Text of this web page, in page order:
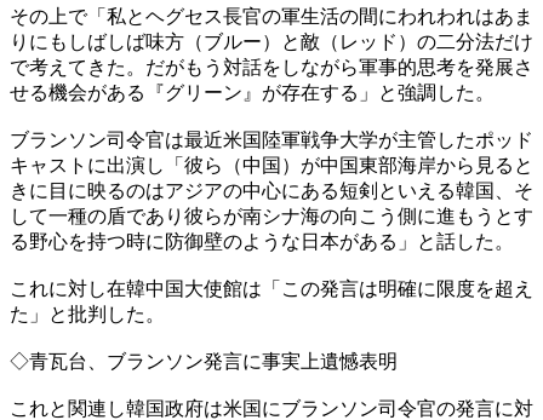
その上で「私とヘグセス長官の軍生活の間にわれわれはあま
りにもしばしば味方（ブルー）と敵（レッド）の二分法だけ
で考えてきた。だがもう対話をしながら軍事的思考を発展さ
せる機会がある『グリーン』が存在する」と強調した。
ブランソン司令官は最近米国陸軍戦争大学が主管したポッド
キャストに出演し「彼ら（中国）が中国東部海岸から見ると
きに目に映るのはアジアの中心にある短剣といえる韓国、そ
して一種の盾であり彼らが南シナ海の向こう側に進もうとす
る野心を持つ時に防御壁のような日本がある」と話した。
これに対し在韓中国大使館は「この発言は明確に限度を超え
た」と批判した。
◇青瓦台、ブランソン発言に事実上遺憾表明
これと関連し韓国政府は米国にブランソン司令官の発言に対